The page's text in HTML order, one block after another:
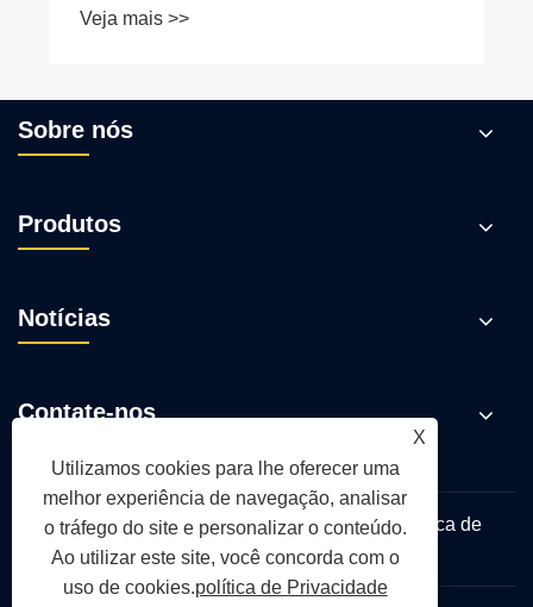
Veja mais >>
Sobre nós
Produtos
Notícias
Contate-nos
Links Sitemap RSS XML
política de
Privacidade
X
Utilizamos cookies para lhe oferecer uma
melhor experiência de navegação, analisar
o tráfego do site e personalizar o conteúdo.
Ao utilizar este site, você concorda com o
uso de cookies.política de Privacidade